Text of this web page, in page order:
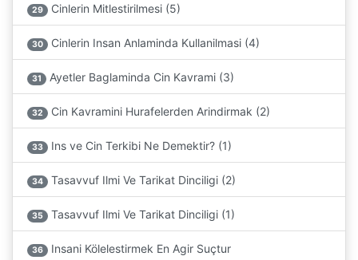
29 Cinlerin Mitlestirilmesi (5)
30 Cinlerin Insan Anlaminda Kullanilmasi (4)
31 Ayetler Baglaminda Cin Kavrami (3)
32 Cin Kavramini Hurafelerden Arindirmak (2)
33 Ins ve Cin Terkibi Ne Demektir? (1)
34 Tasavvuf Ilmi Ve Tarikat Dinciligi (2)
35 Tasavvuf Ilmi Ve Tarikat Dinciligi (1)
36 Insani Kölelestirmek En Agir Suçtur